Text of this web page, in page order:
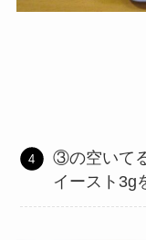
③の空いて
イースト3g